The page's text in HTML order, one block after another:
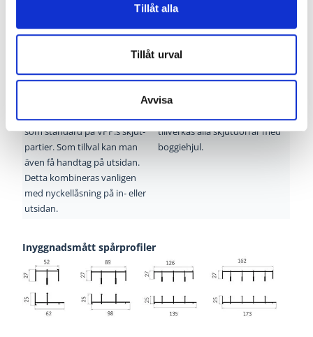
Tillåt alla
Tillåt urval
Avvisa
AUTOMATISK
Invändiga snäpphandtag ingår
som standard på VPP:s skjut-
partier. Som tillval kan man
även få handtag på utsidan.
Detta kombineras vanligen
med nyckellåsning på in- eller
utsidan.
Skjutpartierna är försedda
med
kullagradehjul. Dessutom
tillverkas allaskjutdörrar med
boggiehjul.
Inyggnadsmått spårprofiler